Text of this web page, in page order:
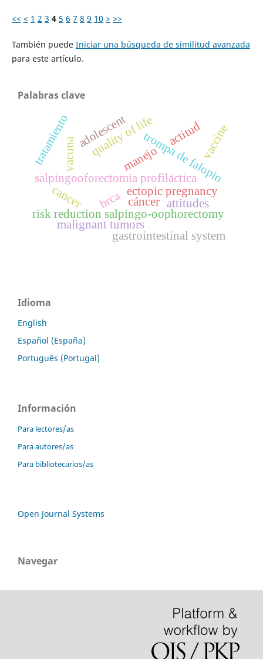
<< < 1 2 3 4 5 6 7 8 9 10 > >>
También puede Iniciar una búsqueda de similitud avanzada
para este artículo.
Palabras clave
brca
salpingooforectomía profiláctica
trompa de falopio
risk reduction salpingo-oophorectomy
quality of life
vacuna
actitudvaccine
attitudes
adolescent
ectopic pregnancy
cáncer
manejo
tratamiento
malignant tumors
gastrointestinal system
cancer
Idioma
English
Español (España)
Português (Portugal)
Información
Para lectores/as
Para autores/as
Para bibliotecarios/as
Open Journal Systems
Navegar